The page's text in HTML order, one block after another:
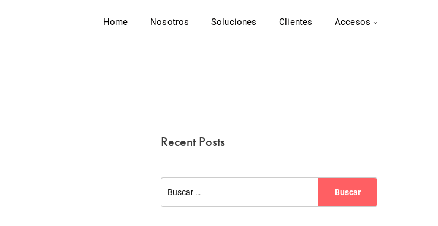
Home Nosotros Soluciones Clientes Accesos
Recent Posts